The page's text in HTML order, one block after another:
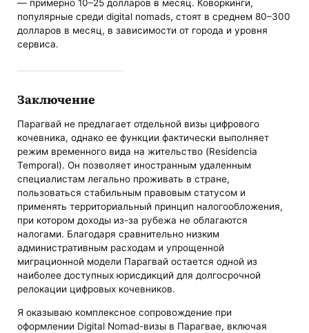
— примерно 10–25 долларов в месяц. Коворкинги,
популярные среди digital nomads, стоят в среднем 80–300
долларов в месяц, в зависимости от города и уровня
сервиса.
Заключение
Парагвай не предлагает отдельной визы цифрового
кочевника, однако ее функции фактически выполняет
режим временного вида на жительство (Residencia
Temporal). Он позволяет иностранным удаленным
специалистам легально проживать в стране,
пользоваться стабильным правовым статусом и
применять территориальный принцип налогообложения,
при котором доходы из-за рубежа не облагаются
налогами. Благодаря сравнительно низким
административным расходам и упрощенной
миграционной модели Парагвай остается одной из
наиболее доступных юрисдикций для долгосрочной
релокации цифровых кочевников.
Я оказываю комплексное сопровождение при
оформлении Digital Nomad-визы в Парагвае, включая